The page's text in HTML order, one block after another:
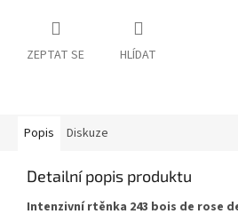
ZEPTAT SE HLÍDAT
Popis Diskuze
Detailní popis produktu
Intenzivní rtěnka 243 bois de rose